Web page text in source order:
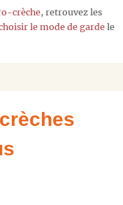
crèche, retrouvez les
le mode de gardele